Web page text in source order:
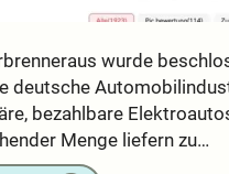
wurde
deutsche
bezahlbare
Menge liefern zu…